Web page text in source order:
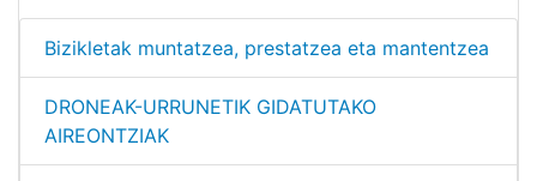
Bizikletak muntatzea, prestatzea eta mantentzea
DRONEAK-URRUNETIK GIDATUTAKO
AIREONTZIAK